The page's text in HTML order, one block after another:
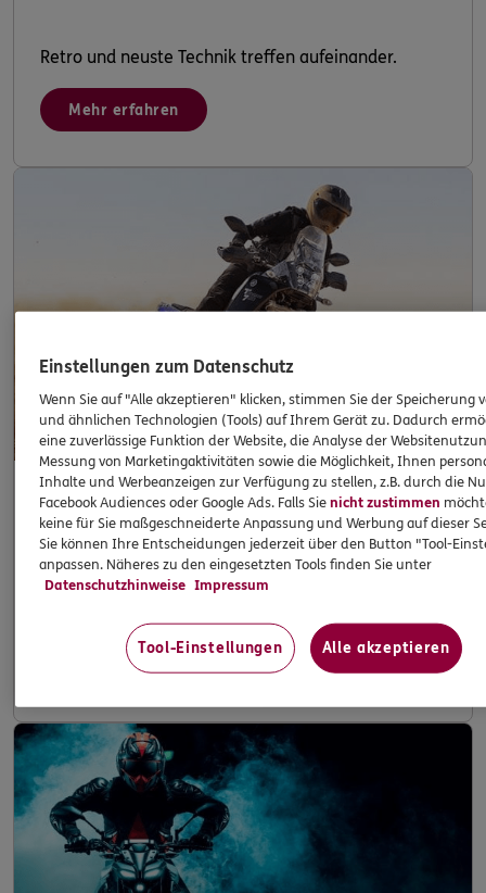
Retro und neuste Technik treffen aufeinander.
Mehr erfahren
Adventure
Mehr erfahren
Einstellungen zum Datenschutz
Wenn Sie auf "Alle akzeptieren" klicken, stimmen Sie der Speicherung
und ähnlichen Technologien (Tools) auf Ihrem Gerät zu. Dadurch
eine zuverlässige Funktion der Website, die Analyse der
Messung von Marketingaktivitäten sowie die Möglichkeit, Ihnen
Inhalte und Werbeanzeigen zur Verfügung zu stellen, z.B. durch die
Facebook Audiences oder Google Ads. Falls Sienicht zustimmen
keine für Sie maßgeschneiderte Anpassung und Werbung auf dieser
Sie können Ihre Entscheidungen jederzeit über den Button "Tool-
anpassen. Näheres zu den eingesetzten Tools finden Sie unter
Datenschutzhinweise Impressum
Tool-Einstellungen Alle akzeptieren